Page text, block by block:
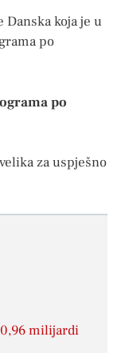
koja je u
po
po
za uspješno
milijardi